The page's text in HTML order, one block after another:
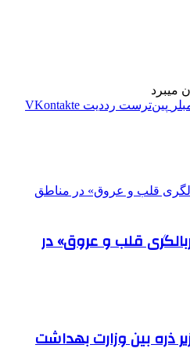
‫پین‌ترست ‫رددیت ‫VKontakte
قلب و عروق» در
ذره‌ بین وزارت بهداشت